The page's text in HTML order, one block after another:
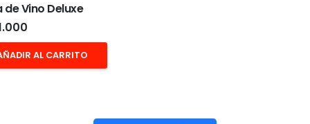
de Vino Deluxe
AL CARRITO